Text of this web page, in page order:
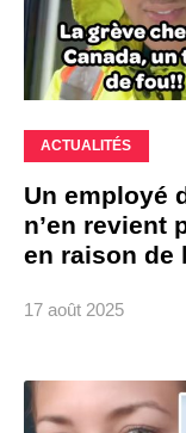
ACTUALITÉS
Un employé
n’en revient
en raison de
17 août 2025